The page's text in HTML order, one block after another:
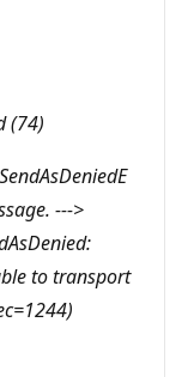
(74)
--->
to transport